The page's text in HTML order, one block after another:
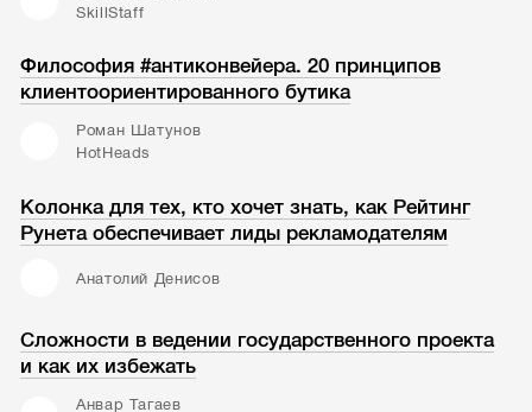
SkillStaff
Философия #антиконвейера. 20 принципов
клиентоориентированного бутика
Роман Шатунов
HotHeads
Колонка для тех, кто хочет знать, как Рейтинг
Рунета обеспечивает лиды рекламодателям
Анатолий Денисов
Сложности в ведении государственного проекта
и как их избежать
Анвар Тагаев